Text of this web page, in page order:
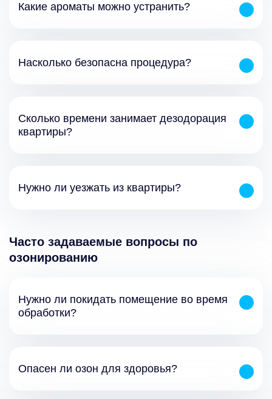
Какие ароматы можно устранить?
Насколько безопасна процедура?
Сколько времени занимает дезодорация
квартиры?
Нужно ли уезжать из квартиры?
Часто задаваемые вопросы по
озонированию
Нужно ли покидать помещение во время
обработки?
Опасен ли озон для здоровья?